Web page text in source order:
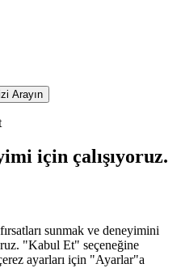
Arayın
için çalışıyoruz.
sunmak ve deneyimini
"Kabul Et" seçeneğine
ayarları için "Ayarlar"a